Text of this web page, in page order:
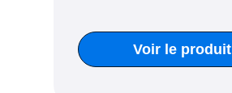
Voir le produit